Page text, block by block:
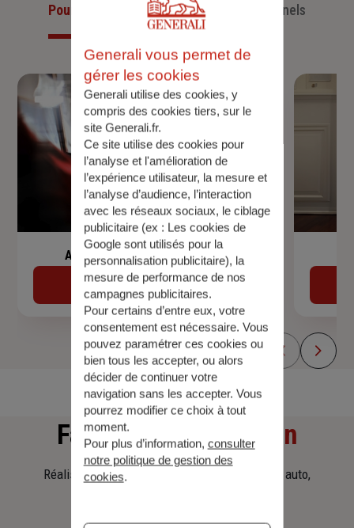
Pour les particuliersPour les professionnels
Assurance de prêt immobilier
Découvrir
Faitesune simulation
Réalisez une simulation tarifaire d'assurance, auto,
Generali vous permet de
gérer les cookies
Generali utilise des cookies, y
compris des cookies tiers, sur le
site Generali.fr.
Ce site utilise des cookies pour
l’analyse et l'amélioration de
l’expérience utilisateur, la mesure et
l’analyse d’audience, l’interaction
avec les réseaux sociaux, le ciblage
publicitaire (ex : Les cookies de
Google sont utilisés pour la
personnalisation publicitaire), la
mesure de performance de nos
campagnes publicitaires.
Pour certains d’entre eux, votre
consentement est nécessaire. Vous
pouvez paramétrer ces cookies ou
bien tous les accepter, ou alors
décider de continuer votre
navigation sans les accepter. Vous
pourrez modifier ce choix à tout
moment.
Pour plus d’information, consulter
notre politique de gestion des
cookies.